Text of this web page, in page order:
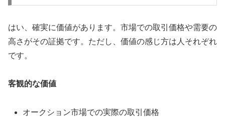
はい、確実に価値があります。市場での取引価格や需要の
高さがその証拠です。ただし、価値の感じ方は人それぞれ
です。
客観的な価値
オークション市場での実際の取引価格